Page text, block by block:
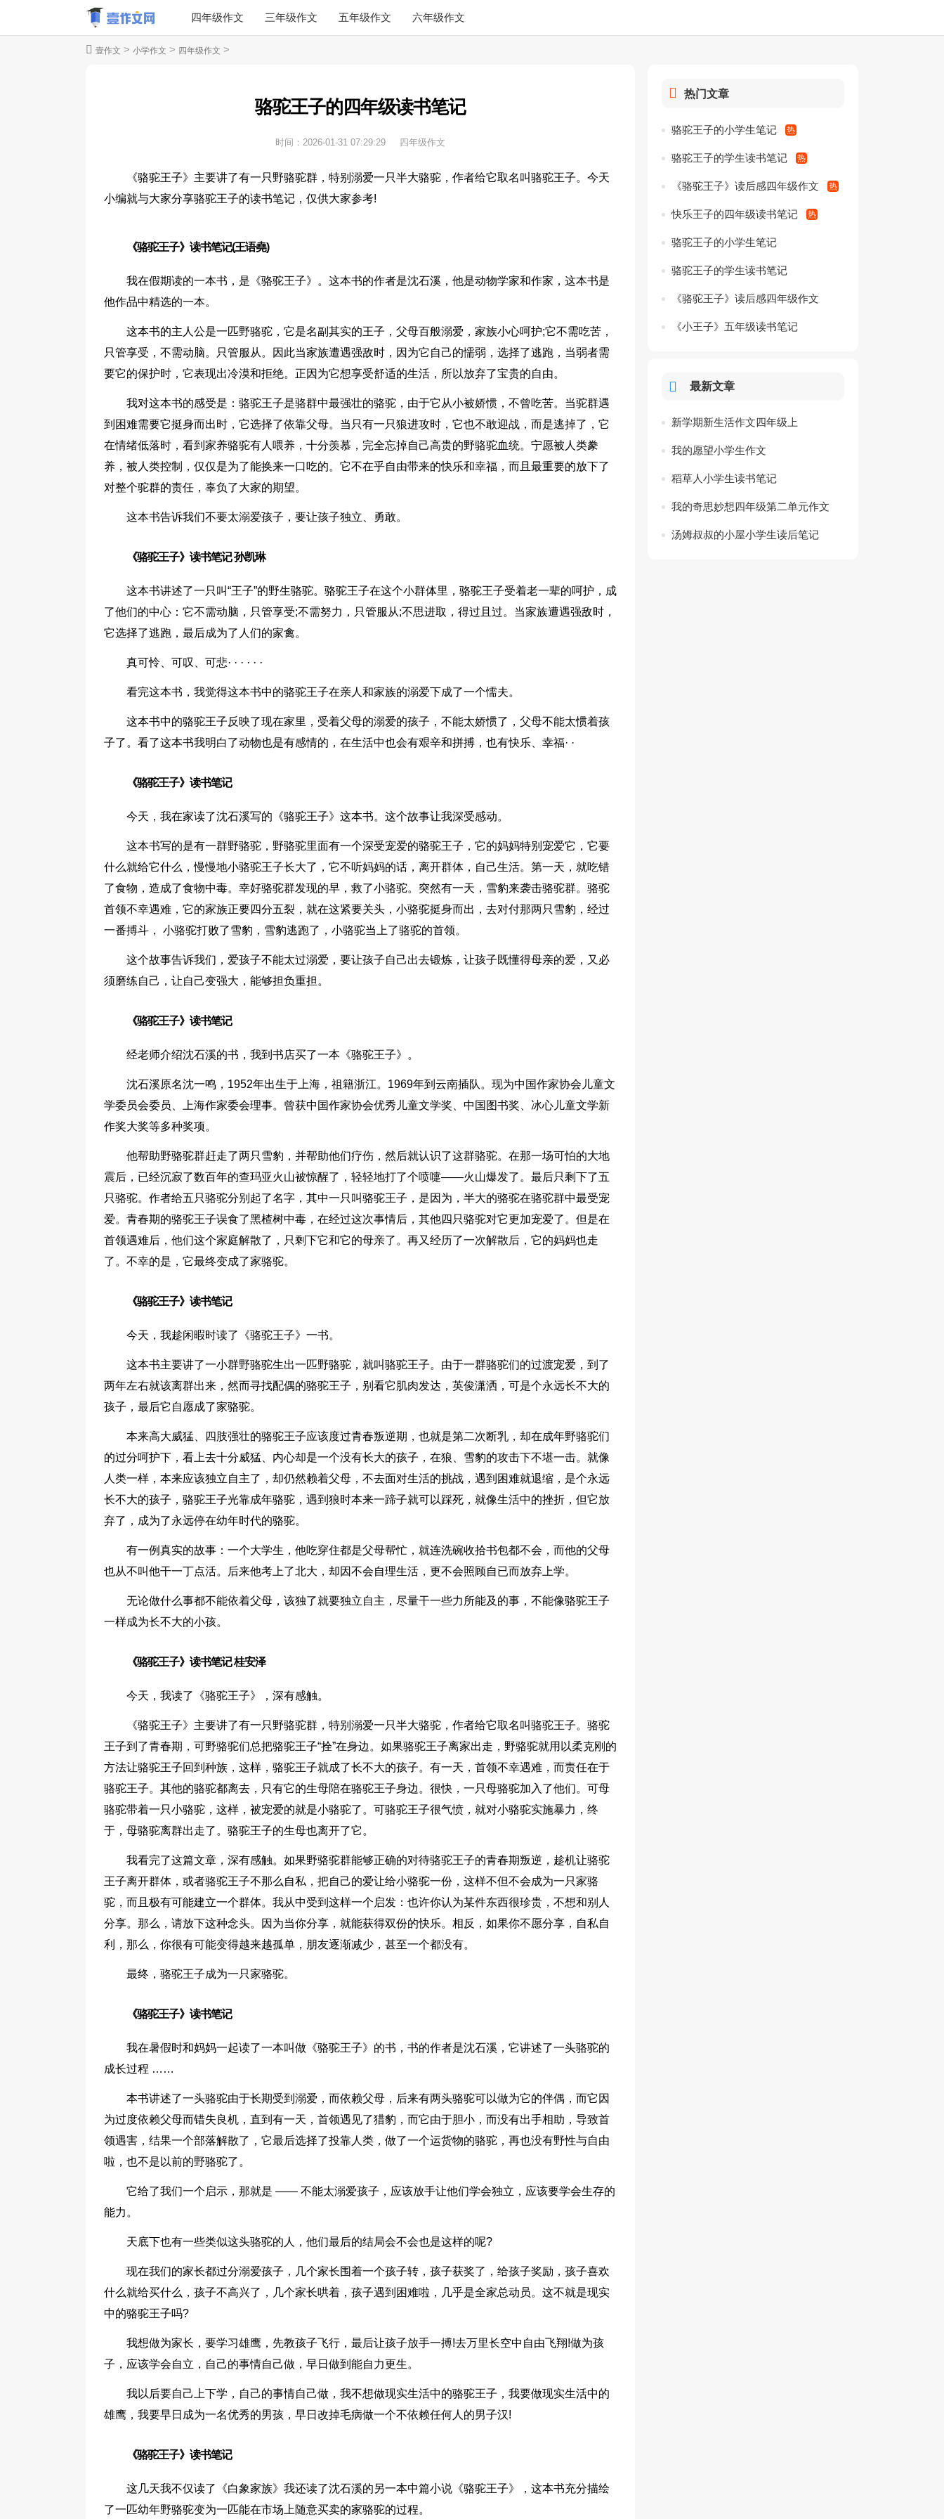
四年级作文 三年级作文 五年级作文 六年级作文
壹作文 > 小学作文 > 四年级作文 >
骆驼王子的四年级读书笔记
时间： 2026-01-31 07:29:29 四年级作文
《骆驼王子》主要讲了有一只野骆驼群，特别溺爱一只半大骆驼，作者给它取名叫骆驼王子。今天
小编就与大家分享骆驼王子的读书笔记，仅供大家参考!
《骆驼王子》读书笔记(王语堯)
我在假期读的一本书，是《骆驼王子》。这本书的作者是沈石溪，他是动物学家和作家，这本书是
他作品中精选的一本。
这本书的主人公是一匹野骆驼，它是名副其实的王子，父母百般溺爱，家族小心呵护;它不需吃苦，
只管享受，不需动脑。只管服从。因此当家族遭遇强敌时，因为它自己的懦弱，选择了逃跑，当弱者需
要它的保护时，它表现出冷漠和拒绝。正因为它想享受舒适的生活，所以放弃了宝贵的自由。
我对这本书的感受是：骆驼王子是骆群中最强壮的骆驼，由于它从小被娇惯，不曾吃苦。当驼群遇
到困难需要它挺身而出时，它选择了依靠父母。当只有一只狼进攻时，它也不敢迎战，而是逃掉了，它
在情绪低落时，看到家养骆驼有人喂养，十分羡慕，完全忘掉自己高贵的野骆驼血统。宁愿被人类豢
养，被人类控制，仅仅是为了能换来一口吃的。它不在乎自由带来的快乐和幸福，而且最重要的放下了
对整个驼群的责任，辜负了大家的期望。
这本书告诉我们不要太溺爱孩子，要让孩子独立、勇敢。
《骆驼王子》读书笔记 孙凯琳
这本书讲述了一只叫“王子”的野生骆驼。骆驼王子在这个小群体里，骆驼王子受着老一辈的呵护，成
了他们的中心：它不需动脑，只管享受;不需努力，只管服从;不思进取，得过且过。当家族遭遇强敌时，
它选择了逃跑，最后成为了人们的家禽。
真可怜、可叹、可悲· · · · · ·
看完这本书，我觉得这本书中的骆驼王子在亲人和家族的溺爱下成了一个懦夫。
这本书中的骆驼王子反映了现在家里，受着父母的溺爱的孩子，不能太娇惯了，父母不能太惯着孩
子了。看了这本书我明白了动物也是有感情的，在生活中也会有艰辛和拼搏，也有快乐、幸福· ·
《骆驼王子》读书笔记
今天，我在家读了沈石溪写的《骆驼王子》这本书。这个故事让我深受感动。
这本书写的是有一群野骆驼，野骆驼里面有一个深受宠爱的骆驼王子，它的妈妈特别宠爱它，它要
什么就给它什么，慢慢地小骆驼王子长大了，它不听妈妈的话，离开群体，自己生活。第一天，就吃错
了食物，造成了食物中毒。幸好骆驼群发现的早，救了小骆驼。突然有一天，雪豹来袭击骆驼群。骆驼
首领不幸遇难，它的家族正要四分五裂，就在这紧要关头，小骆驼挺身而出，去对付那两只雪豹，经过
一番搏斗， 小骆驼打败了雪豹，雪豹逃跑了，小骆驼当上了骆驼的首领。
这个故事告诉我们，爱孩子不能太过溺爱，要让孩子自己出去锻炼，让孩子既懂得母亲的爱，又必
须磨练自己，让自己变强大，能够担负重担。
《骆驼王子》读书笔记
经老师介绍沈石溪的书，我到书店买了一本《骆驼王子》。
沈石溪原名沈一鸣，1952年出生于上海，祖籍浙江。1969年到云南插队。现为中国作家协会儿童文
学委员会委员、上海作家委会理事。曾获中国作家协会优秀儿童文学奖、中国图书奖、冰心儿童文学新
作奖大奖等多种奖项。
他帮助野骆驼群赶走了两只雪豹，并帮助他们疗伤，然后就认识了这群骆驼。在那一场可怕的大地
震后，已经沉寂了数百年的查玛亚火山被惊醒了，轻轻地打了个喷嚏——火山爆发了。最后只剩下了五
只骆驼。作者给五只骆驼分别起了名字，其中一只叫骆驼王子，是因为，半大的骆驼在骆驼群中最受宠
爱。青春期的骆驼王子误食了黑楂树中毒，在经过这次事情后，其他四只骆驼对它更加宠爱了。但是在
首领遇难后，他们这个家庭解散了，只剩下它和它的母亲了。再又经历了一次解散后，它的妈妈也走
了。不幸的是，它最终变成了家骆驼。
《骆驼王子》读书笔记
今天，我趁闲暇时读了《骆驼王子》一书。
这本书主要讲了一小群野骆驼生出一匹野骆驼，就叫骆驼王子。由于一群骆驼们的过渡宠爱，到了
两年左右就该离群出来，然而寻找配偶的骆驼王子，别看它肌肉发达，英俊潇洒，可是个永远长不大的
孩子，最后它自愿成了家骆驼。
本来高大威猛、四肢强壮的骆驼王子应该度过青春叛逆期，也就是第二次断乳，却在成年野骆驼们
的过分呵护下，看上去十分威猛、内心却是一个没有长大的孩子，在狼、雪豹的攻击下不堪一击。就像
人类一样，本来应该独立自主了，却仍然赖着父母，不去面对生活的挑战，遇到困难就退缩，是个永远
长不大的孩子，骆驼王子光靠成年骆驼，遇到狼时本来一蹄子就可以踩死，就像生活中的挫折，但它放
弃了，成为了永远停在幼年时代的骆驼。
有一例真实的故事：一个大学生，他吃穿住都是父母帮忙，就连洗碗收拾书包都不会，而他的父母
也从不叫他干一丁点活。后来他考上了北大，却因不会自理生活，更不会照顾自已而放弃上学。
无论做什么事都不能依着父母，该独了就要独立自主，尽量干一些力所能及的事，不能像骆驼王子
一样成为长不大的小孩。
《骆驼王子》读书笔记 桂安泽
今天，我读了《骆驼王子》，深有感触。
《骆驼王子》主要讲了有一只野骆驼群，特别溺爱一只半大骆驼，作者给它取名叫骆驼王子。骆驼
王子到了青春期，可野骆驼们总把骆驼王子“拴”在身边。如果骆驼王子离家出走，野骆驼就用以柔克刚的
方法让骆驼王子回到种族，这样，骆驼王子就成了长不大的孩子。有一天，首领不幸遇难，而责任在于
骆驼王子。其他的骆驼都离去，只有它的生母陪在骆驼王子身边。很快，一只母骆驼加入了他们。可母
骆驼带着一只小骆驼，这样，被宠爱的就是小骆驼了。可骆驼王子很气愤，就对小骆驼实施暴力，终
于，母骆驼离群出走了。骆驼王子的生母也离开了它。
我看完了这篇文章，深有感触。如果野骆驼群能够正确的对待骆驼王子的青春期叛逆，趁机让骆驼
王子离开群体，或者骆驼王子不那么自私，把自己的爱让给小骆驼一份，这样不但不会成为一只家骆
驼，而且极有可能建立一个群体。我从中受到这样一个启发：也许你认为某件东西很珍贵，不想和别人
分享。那么，请放下这种念头。因为当你分享，就能获得双份的快乐。相反，如果你不愿分享，自私自
利，那么，你很有可能变得越来越孤单，朋友逐渐减少，甚至一个都没有。
最终，骆驼王子成为一只家骆驼。
《骆驼王子》读书笔记
我在暑假时和妈妈一起读了一本叫做《骆驼王子》的书，书的作者是沈石溪，它讲述了一头骆驼的
成长过程 ……
本书讲述了一头骆驼由于长期受到溺爱，而依赖父母，后来有两头骆驼可以做为它的伴偶，而它因
为过度依赖父母而错失良机，直到有一天，首领遇见了猎豹，而它由于胆小，而没有出手相助，导致首
领遇害，结果一个部落解散了，它最后选择了投靠人类，做了一个运货物的骆驼，再也没有野性与自由
啦，也不是以前的野骆驼了。
它给了我们一个启示，那就是 —— 不能太溺爱孩子，应该放手让他们学会独立，应该要学会生存的
能力。
天底下也有一些类似这头骆驼的人，他们最后的结局会不会也是这样的呢?
现在我们的家长都过分溺爱孩子，几个家长围着一个孩子转，孩子获奖了，给孩子奖励，孩子喜欢
什么就给买什么，孩子不高兴了，几个家长哄着，孩子遇到困难啦，几乎是全家总动员。这不就是现实
中的骆驼王子吗?
我想做为家长，要学习雄鹰，先教孩子飞行，最后让孩子放手一搏!去万里长空中自由飞翔!做为孩
子，应该学会自立，自己的事情自己做，早日做到能自力更生。
我以后要自己上下学，自己的事情自己做，我不想做现实生活中的骆驼王子，我要做现实生活中的
雄鹰，我要早日成为一名优秀的男孩，早日改掉毛病做一个不依赖任何人的男子汉!
《骆驼王子》读书笔记
这几天我不仅读了《白象家族》我还读了沈石溪的另一本中篇小说《骆驼王子》，这本书充分描绘
了一匹幼年野骆驼变为一匹能在市场上随意买卖的家骆驼的过程。
热门文章
骆驼王子的小学生笔记
骆驼王子的学生读书笔记
《骆驼王子》读后感四年级作文
快乐王子的四年级读书笔记
骆驼王子的小学生笔记
骆驼王子的学生读书笔记
《骆驼王子》读后感四年级作文
《小王子》五年级读书笔记
最新文章
新学期新生活作文四年级上
我的愿望小学生作文
稻草人小学生读书笔记
我的奇思妙想四年级第二单元作文
汤姆叔叔的小屋小学生读后笔记